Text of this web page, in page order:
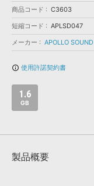
BGM »
APS
SLS
商品コード
C3603
短縮コード
APLSD047
メーカー
APOLLO SOUND
info_outline 使用許諾契約書
1.6
GB
製品概要